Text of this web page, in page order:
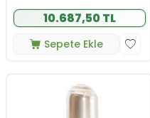
10.687,50 TL
Sepete Ekle